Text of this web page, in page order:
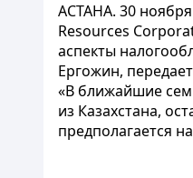
АСТАНА. 30
Resources
аспекты
Ергожин,
«В ближайшие
из Казахстана,
предполагается